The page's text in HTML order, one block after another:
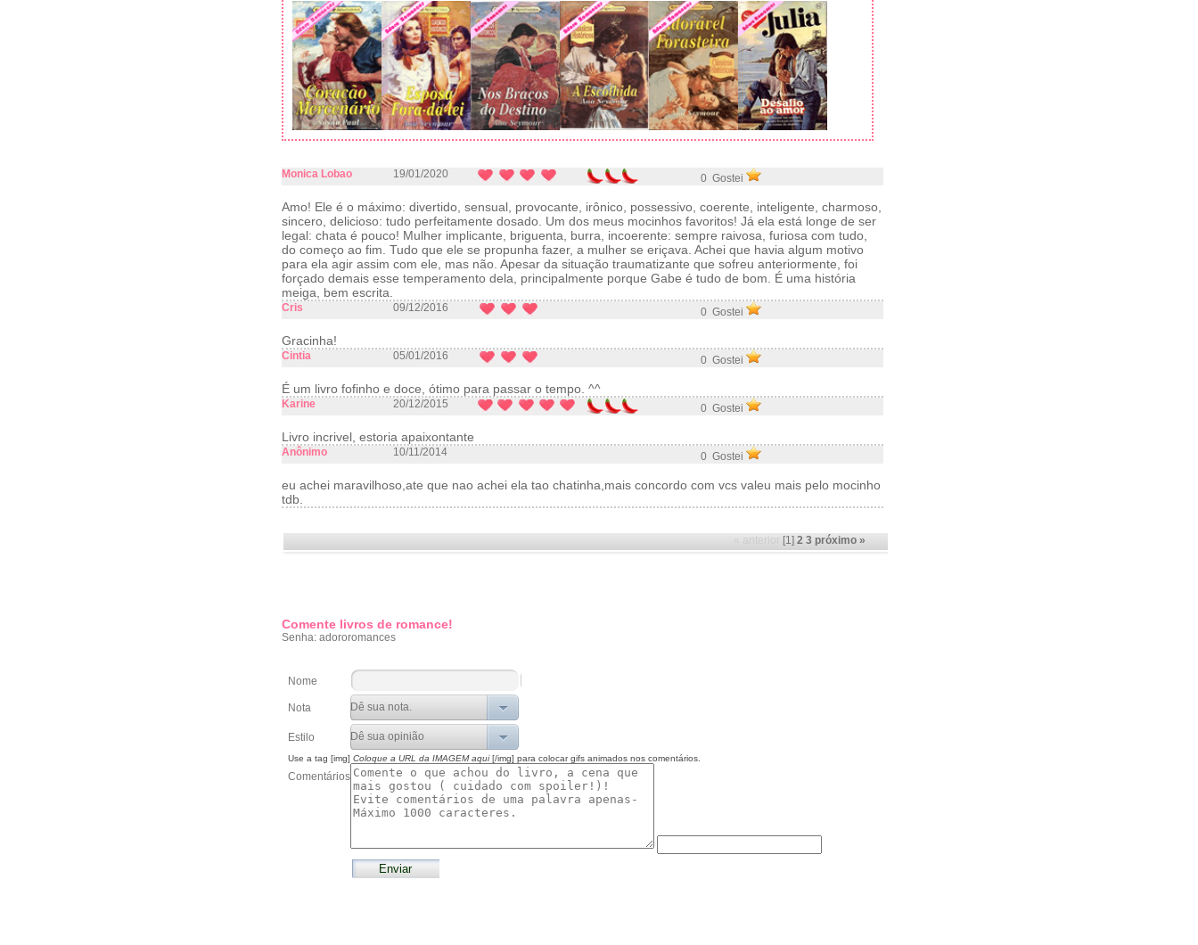
Monica Lobao 19/01/2020 0 Gostei
Amo! Ele é o máximo: divertido, sensual, provocante, irônico, possessivo, coerente, inteligente, charmoso,
sincero, delicioso: tudo perfeitamente dosado. Um dos meus mocinhos favoritos! Já ela está longe de ser
legal: chata é pouco! Mulher implicante, briguenta, burra, incoerente: sempre raivosa, furiosa com tudo,
do começo ao fim. Tudo que ele se propunha fazer, a mulher se eriçava. Achei que havia algum motivo
para ela agir assim com ele, mas não. Apesar da situação traumatizante que sofreu anteriormente, foi
forçado demais esse temperamento dela, principalmente porque Gabe é tudo de bom. É uma história
meiga, bem escrita.
Cris 09/12/2016 0 Gostei
Gracinha!
Cintia 05/01/2016 0 Gostei
É um livro fofinho e doce, ótimo para passar o tempo. ^^
Karine 20/12/2015 0 Gostei
Livro incrivel, estoria apaixontante
Anônimo 10/11/2014 0 Gostei
eu achei maravilhoso,ate que nao achei ela tao chatinha,mais concordo com vcs valeu mais pelo mocinho
tdb.
« anterior [1] 2 3 próximo »
Comente livros de romance!
Senha: adororomances
Nome
Nota
Estilo
Use a tag [img] Coloque a URL da IMAGEM aqui[/img] para colocar gifs animados nos comentários.
Comentários